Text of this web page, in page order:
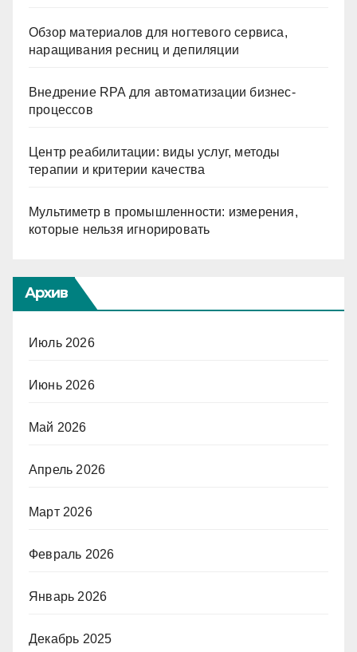
Обзор материалов для ногтевого сервиса,
наращивания ресниц и депиляции
Внедрение RPA для автоматизации бизнес-
процессов
Центр реабилитации: виды услуг, методы
терапии и критерии качества
Мультиметр в промышленности: измерения,
которые нельзя игнорировать
Архив
Июль 2026
Июнь 2026
Май 2026
Апрель 2026
Март 2026
Февраль 2026
Январь 2026
Декабрь 2025